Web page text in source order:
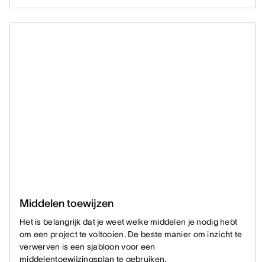
Middelen toewijzen
Het is belangrijk dat je weet welke middelen je nodig hebt
om een project te voltooien. De beste manier om inzicht te
verwerven is een sjabloon voor een
middelentoewijzingsplan te gebruiken.